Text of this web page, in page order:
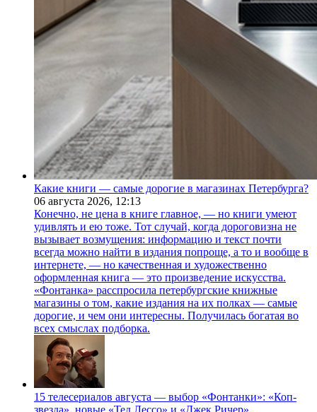
Какие книги — самые дорогие в магазинах Петербурга?
06 августа 2026, 12:13
Конечно, не цена в книге главное, — но книги умеют
удивлять и ею тоже. Тот случай, когда дороговизна не
вызывает возмущения: информацию и текст почти
всегда можно найти в издания попроще, а то и вообще в
интернете, — но качественная и художественно
оформленная книга — это произведение искусства.
«Фонтанка» расспросила петербургские книжные
магазины о том, какие издания на их полках — самые
дорогие, и чем они интересны. Получилась богатая во
всех смыслах подборка.
15 телесериалов августа — выбор «Фонтанки»: «Коп-